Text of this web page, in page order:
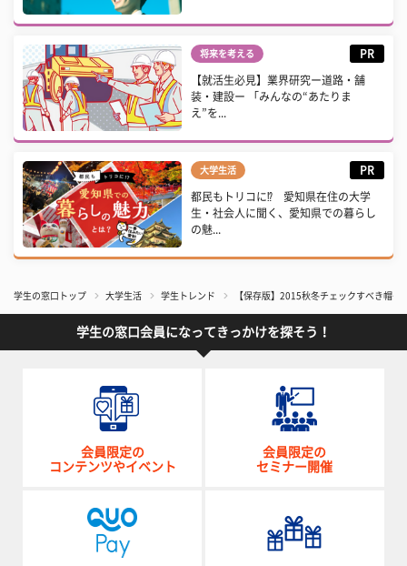
将来を考える PR
【就活生必見】業界研究ー道路・舗
装・建設ー 「みんなの“あたりま
え”を...
大学生活 PR
都民もトリコに⁉ 愛知県在住の大学
生・社会人に聞く、愛知県での暮らし
の魅...
学生の窓口トップ 大学生活 学生トレンド 【保存版】2015秋冬チェックすべき帽
学生の窓口会員になってきっかけを探そう！
会員限定の
コンテンツやイベント
会員限定の
セミナー開催